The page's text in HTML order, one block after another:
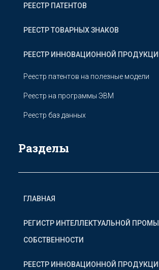
РЕЕСТР ПАТЕНТОВ
РЕЕСТР ТОВАРНЫХ ЗНАКОВ
РЕЕСТР ИННОВАЦИОННОЙ
Реестр патентов на полезные модели
Реестр на программы ЭВМ
Реестр баз данных
Разделы
ГЛАВНАЯ
РЕГИСТР ИНТЕЛЛЕКТУАЛЬНОЙ
СОБСТВЕННОСТИ
РЕЕСТР ИННОВАЦИОННОЙ